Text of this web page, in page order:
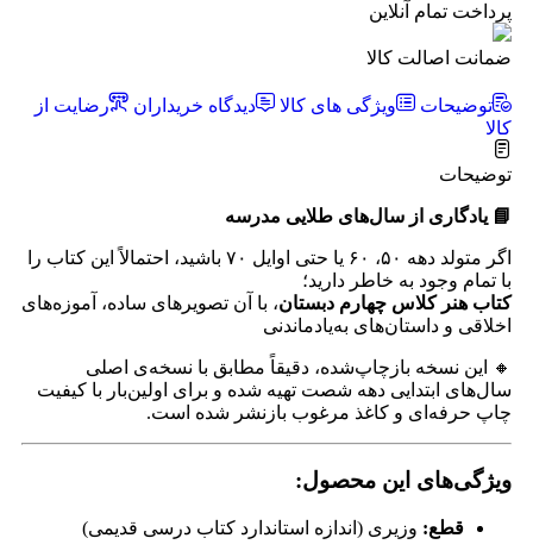
پرداخت تمام آنلاین
ضمانت اصالت کالا
توضیحات ویژگی های کالا دیدگاه خریداران
رضایت از
کالا
توضیحات
📘 یادگاری از سال‌های طلایی مدرسه
اگر متولد دهه ۵۰، ۶۰ یا حتی اوایل ۷۰ باشید، احتمالاً این کتاب را
با تمام وجود به خاطر دارید؛
کتاب هنر کلاس چهارم دبستان، با آن تصویرهای ساده، آموزه‌های
اخلاقی و داستان‌های به‌یادماندنی
🔸 این نسخه بازچاپ‌شده، دقیقاً مطابق با نسخه‌ی اصلی
سال‌های ابتدایی دهه شصت تهیه شده و برای اولین‌بار با کیفیت
چاپ حرفه‌ای و کاغذ مرغوب بازنشر شده است.
ویژگی‌های این محصول:
قطع: وزیری (اندازه استاندارد کتاب درسی قدیمی)